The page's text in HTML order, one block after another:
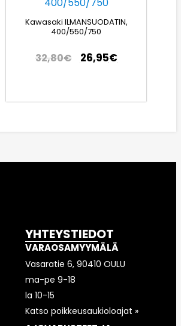
Kawasaki ILMANSUODATIN,
400/550/750
32,80€ 26,95€
YHTEYSTIEDOT
VARAOSAMYYMÄLÄ
Vasaratie 6, 90410 OULU
ma-pe 9-18
la 10-15
Katso poikkeusaukioloajat »